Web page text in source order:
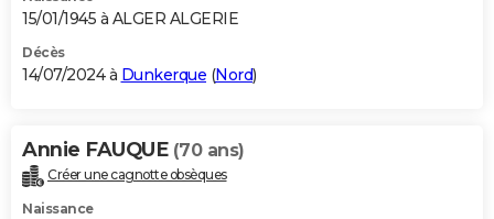
15/01/1945 à ALGER ALGERIE
Décès
14/07/2024 à Dunkerque (Nord)
Annie FAUQUE (70 ans)
Créer une cagnotte obsèques
Naissance